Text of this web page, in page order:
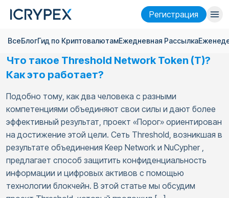
Pегистрация
Войти Pегистрация
Исследовать
Помощь
Фьючерсыx50
Language Русский
ВсеБлогГид по КриптовалютамЕжедневная Pассылка
Что такое Threshold Network Token (T)?
Как это работает?
Подобно тому, как два человека с разными
компетенциями объединяют свои силы и дают более
эффективный результат, проект «Порог» ориентирован
на достижение этой цели. Сеть Threshold, возникшая в
результате объединения Keep Network и NuCypher ,
предлагает способ защитить конфиденциальность
информации и цифровых активов с помощью
технологии блокчейн. В этой статье мы обсудим